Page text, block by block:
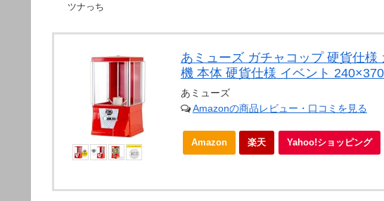
ツナっち
あミューズ ガチャコップ 硬貨仕様
機 本体 硬貨仕様 イベント
あミューズ
Amazonの商品レビュー・口コミを見る
Amazon 楽天 Yahoo!ショッピング